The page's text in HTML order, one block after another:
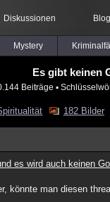
Diskussionen
Mystery
Es gibt keinen
Beiträge ▪
182 Bilder
es wird auch keinen
könnte man diesen